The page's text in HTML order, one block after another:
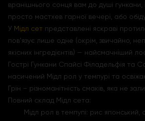
вранішнього сонця вам до душі
просто мастхев гарної вечері, або
У Мідл сет представлені яскраві
пов'язує лише одне (окрім, звичайно,
якісних інгредієнтів) — найсмачніший
Гострі Гункани Спайсі Філадельфія та
насичений Мідл рол у темпурі та
Грін – різноманітність смаків, яка не
Повний склад Мідл сета:
Мідл рол в темпупі: рис японський,